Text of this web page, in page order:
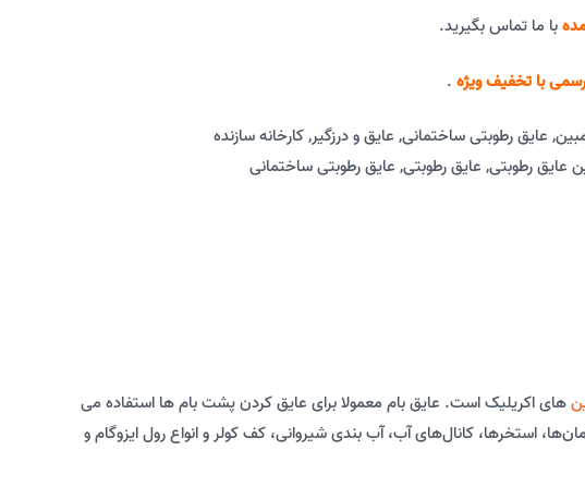
با ما تماس بگیرید.
رسمی با تخفیف ویژه .
, عایق رطوبتی ساختمانی, عایق و درزگیر,کارخانه سازنده
عایق رطوبتی, عایق رطوبتی, عایق رطوبتی ساختمانی
های اکریلیک است. عایق بام معمولا برای عایق کردن پشت بام ها استفاده می
استخرها، کانال‌های آب، آب بندی شیروانی، کف کولر و انواع رول ایزوگام و